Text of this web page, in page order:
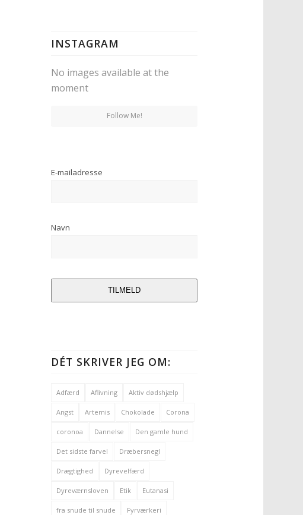
INSTAGRAM
No images available at the
moment
Follow Me!
E-mailadresse
Navn
TILMELD
DÉT SKRIVER JEG OM:
Adfærd Aflivning Aktiv dødshjælp
Angst Artemis Chokolade Corona
coronoa Dannelse Den gamle hund
Det sidste farvel Dræbersnegl
Drægtighed Dyrevelfærd
Dyreværnsloven Etik Eutanasi
fra snude til snude Fyrværkeri